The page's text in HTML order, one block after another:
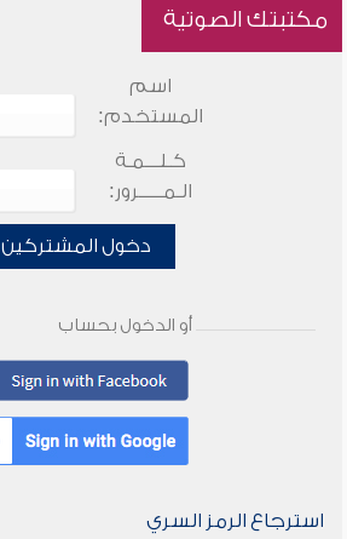
مكتبتك الصوتية
اسم
المستخدم:
كـلـــمـة
الـمـــــرور:
دخول المشتركين
أو الدخول بحساب
استرجاع الرمز السري